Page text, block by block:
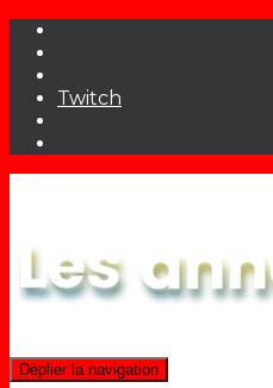
Twitch
Déplier la navigation